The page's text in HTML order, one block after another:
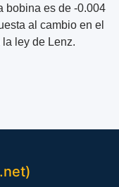
bobina es de -0.004
al cambio en el
ley de Lenz.